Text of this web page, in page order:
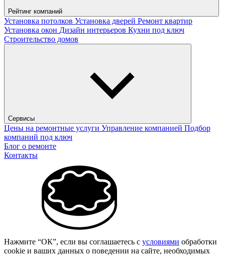
Рейтинг компаний
Установка потолков Установка дверей Ремонт квартир
Установка окон Дизайн интерьеров Кухни под ключ
Строительство домов
Сервисы
Цены на ремонтные услуги Управление компанией Подбор
компаний под ключ
Блог о ремонте
Контакты
Нажмите “ОК”, если вы соглашаетесь с условиями обработки
cookie и ваших данных о поведении на сайте, необходимых